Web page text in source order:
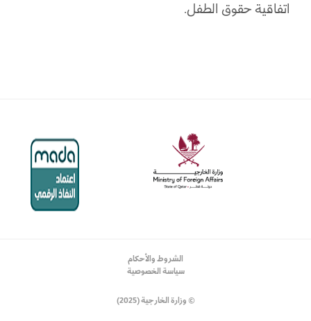
اتفاقية حقوق الطفل.
© وزارة الخارجية (2025)
سياسة الخصوصية
الشروط والأحكام